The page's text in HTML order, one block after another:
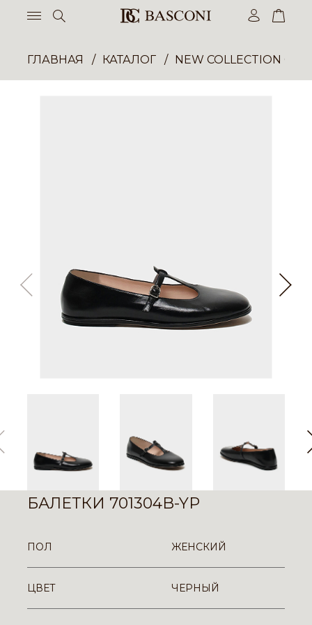
ГЛАВНАЯ КАТАЛОГ NEW COLLECTION
БАЛЕТКИ 701304B-YP
ПОЛ ЖЕНСКИЙ
ЦВЕТ ЧЕРНЫЙ